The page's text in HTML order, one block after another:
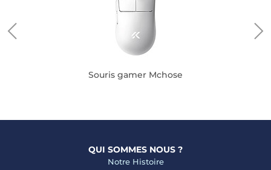
Souris gamer Mchose
QUI SOMMES NOUS ?
Notre Histoire